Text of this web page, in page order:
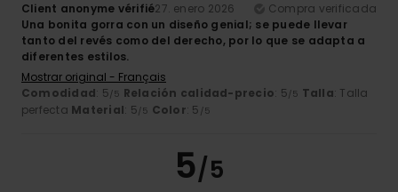
Client anonyme vérifié27. enero 2026
Compra verificada
Una bonita gorra con un diseño genial; se puede llevar
tanto del revés como del derecho, por lo que se adapta a
diferentes estilos.
Mostrar original - Français
Comodidad: 5/5 Relación calidad-precio: 5/5 Talla: Talla
perfecta Material: 5/5 Color: 5 /5
5/5